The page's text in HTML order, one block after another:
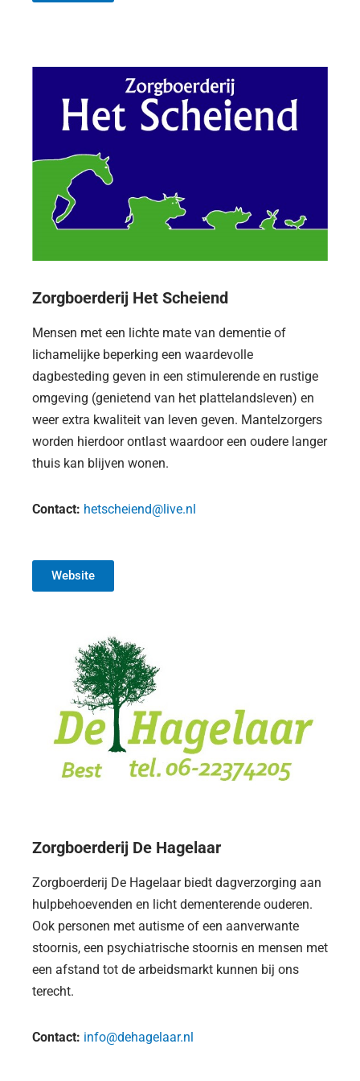
Zorgboerderij Het Scheiend
Mensen met een lichte mate van dementie of
lichamelijke beperking een waardevolle
dagbesteding geven in een stimulerende en rustige
omgeving (genietend van het plattelandsleven) en
weer extra kwaliteit van leven geven. Mantelzorgers
worden hierdoor ontlast waardoor een oudere langer
thuis kan blijven wonen.
Contact: hetscheiend@live.nl
Website
Zorgboerderij De Hagelaar​
Zorgboerderij De Hagelaar biedt dagverzorging aan
hulpbehoevenden en licht dementerende ouderen.
Ook personen met autisme of een aanverwante
stoornis, een psychiatrische stoornis en mensen met
een afstand tot de arbeidsmarkt kunnen bij ons
terecht.
Contact: info@dehagelaar.nl